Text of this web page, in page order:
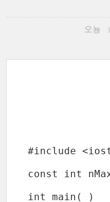
오뇽
#include
const int
int main( )